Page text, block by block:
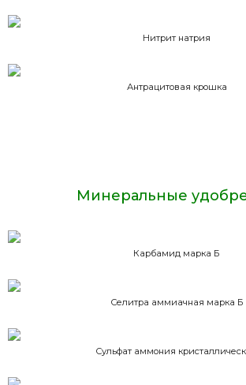
Нитрит натрия
Антрацитовая крошка
Минеральные
Карбамид марка Б
Селитра аммиачная марка Б
Сульфат аммония